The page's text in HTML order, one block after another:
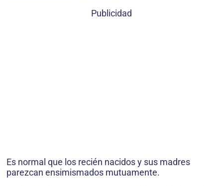
Publicidad
Es normal que los recién nacidos y sus madres
parezcan ensimismados mutuamente.